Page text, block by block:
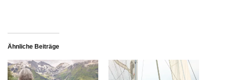
Ähnliche Beiträge